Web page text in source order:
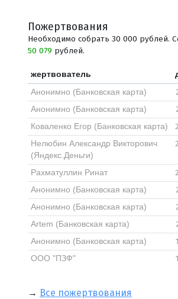
Пожертвования
Необходимо собрать 30 000 рублей.
50 079 рублей.
жертвователь
Анонимно (Банковская карта)
Анонимно (Банковская карта)
Коваленко Егор (Банковская карта)
Нелюбин Александр Викторович
(Яндекс.Деньги)
Рахматуллин Ринат
Анонимно (Банковская карта)
Анонимно (Банковская карта)
Artem (Банковская карта)
Анонимно (Банковская карта)
ООО "ПЗФ"
→ Все пожертвования